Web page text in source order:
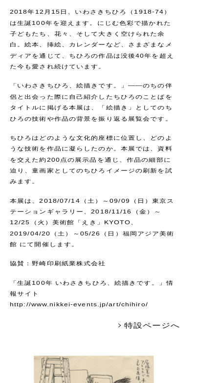
2018年12月15日、いわさきちひろ（1918-74）
は生誕100年を迎えます。にじむ色彩で描かれた
子どもたち、花々、そして大きく空けられた余
白。絵本、挿絵、カレンダーなど、さまざまなメ
ディアを通じて、ちひろの作品は没後40年を超え
た今も愛され続けています。
「いわさきちひろ、絵描きです。」――のちの伴
侶と出会った際に自己紹介したちひろのことばを
タイトルに掲げる本展は、「絵描き」としてのち
ひろの技術や作品の背景を振り返る展覧会です。
ちひろはどのような文化的座標に位置し、どのよ
うな技術を作品に凝らしたのか。本展では、資料
を交えた約200点の展示品を通じ、作品の細部に
迫り、童画家としてのちひろイメージの刷新を試
みます。
本展は、2018/07/14（土）～09/09（日）東京ス
テーションギャラリー 、2018/11/16（金）～
12/25（火） 美術館「えき」KYOTO、
2019/04/20（土）～05/26（日） 福岡アジア美術
館 にて開催します。
協賛：野崎印刷紙業株式会社
「生誕100年 いわさきちひろ、絵描きです。」情
報サイト
http://www.nikkei-events.jp/art/chihiro/
特設ページへ